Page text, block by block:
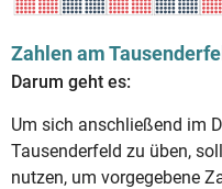
Zahlen am
Darum geht es:
Um sich anschließend im
Tausenderfeld zu üben,
nutzen, um vorgegebene